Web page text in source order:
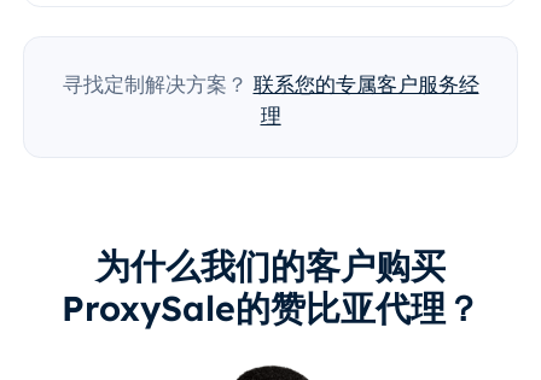
寻找定制解决方案？ 联系您的专属客户服务经
理
为什么我们的客户购买
ProxySale的赞比亚代理？